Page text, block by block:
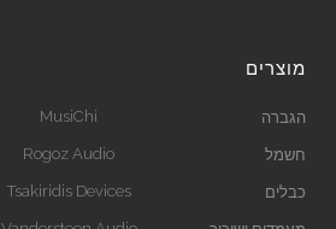
מוצרים
הגברה
חשמל
כבלים
MusiChi
Rogoz Audio
Tsakiridis Devices